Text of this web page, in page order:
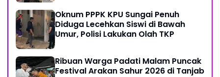
Oknum PPPK KPU Sungai Penuh
Diduga Lecehkan Siswi di Bawah
Umur, Polisi Lakukan Olah TKP
Ribuan Warga Padati Malam Puncak
Festival Arakan Sahur 2026 di Tanjab